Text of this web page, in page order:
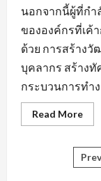
นอกจากนี้ผู้ที่กำ
ขององค์กรที่เค้
ด้วย การสร้าง
บุคลากร สร้าง
กระบวนการทำ
Read MoreRead
more
ที่
ใช้
แส